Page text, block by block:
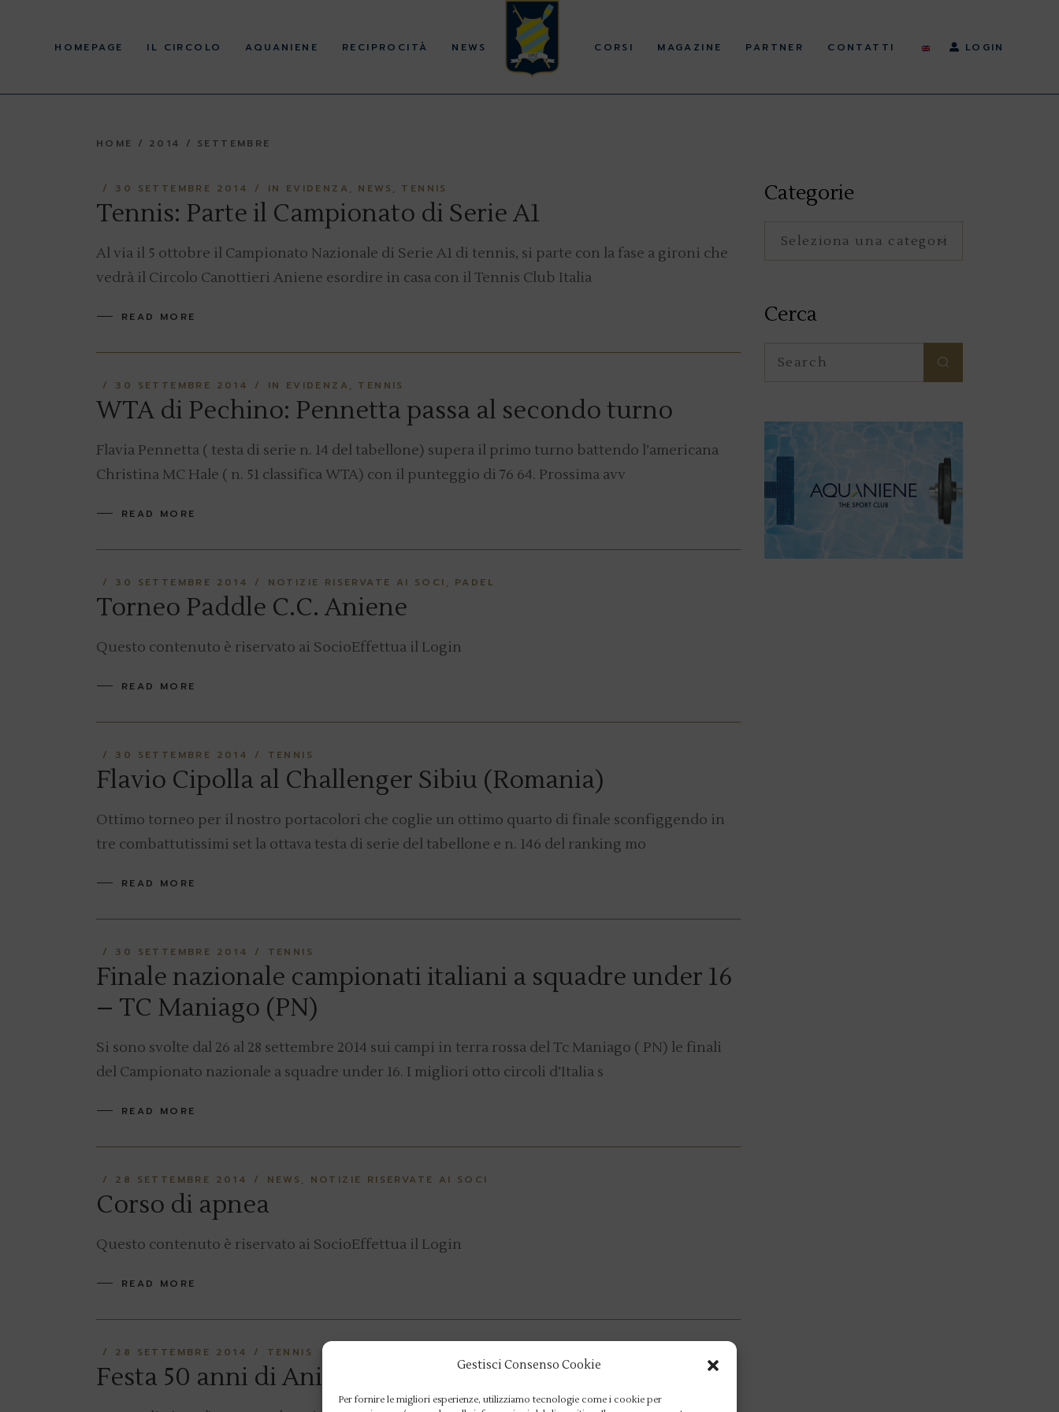
Gestisci Consenso Cookie
Per fornire le migliori esperienze, utilizziamo tecnologie come i cookie per
HOMEPAGE IL CIRCOLO
Cariche Sociali
Normativa e atti ex
d.lgs. 36/2021 e 39/2021
Gli impianti
AQUANIENE RECIPROCITÀ NEWS CORSI MAGAZINE PARTNER CONTATTI LOGIN
Cariche Sociali
Normativa e atti ex
HOME
2014 SETTEMBRE
30 SETTEMBRE 2014 IN EVIDENZA NEWS TENNIS
Tennis: Parte il Campionato di Serie A1
Al via il 5 ottobre il Campionato Nazionale di Serie A1 di tennis, si parte con la fase a gironi che
vedrà il Circolo Canottieri Aniene esordire in casa con il Tennis Club Italia
READ MORE
30 SETTEMBRE 2014 IN EVIDENZA TENNIS
WTA di Pechino: Pennetta passa al secondo turno
Flavia Pennetta ( testa di serie n. 14 del tabellone) supera il primo turno battendo l’americana
Christina MC Hale ( n. 51 classifica WTA) con il punteggio di 76 64. Prossima avv
READ MORE
30 SETTEMBRE 2014 NOTIZIE RISERVATE AI SOCI PADEL
Torneo Paddle C.C. Aniene
Questo contenuto è riservato ai SocioEffettua il Login
READ MORE
30 SETTEMBRE 2014 TENNIS
Flavio Cipolla al Challenger Sibiu (Romania)
Ottimo torneo per il nostro portacolori che coglie un ottimo quarto di finale sconfiggendo in
tre combattutissimi set la ottava testa di serie del tabellone e n. 146 del ranking mo
READ MORE
30 SETTEMBRE 2014 TENNIS
Finale nazionale campionati italiani a squadre under 16
– TC Maniago (PN)
Si sono svolte dal 26 al 28 settembre 2014 sui campi in terra rossa del Tc Maniago ( PN) le finali
del Campionato nazionale a squadre under 16. I migliori otto circoli d’Italia s
READ MORE
28 SETTEMBRE 2014 NEWS NOTIZIE RISERVATE AI SOCI
Corso di apnea
Questo contenuto è riservato ai SocioEffettua il Login
READ MORE
28 SETTEMBRE 2014 TENNIS
Festa 50 anni di Aniene del Maestro Mario Fiorini
Categorie
Cerca
for: